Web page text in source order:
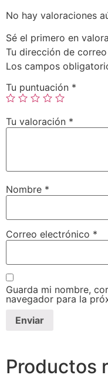
No hay valoraciones
Sé el primero en
Tu dirección de
Los campos
Tu puntuación *
Tu valoración *
Nombre *
Correo electrónico *
Guarda mi nombre,
navegador para la
Productos